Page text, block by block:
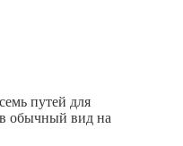
путей для
обычный вид на